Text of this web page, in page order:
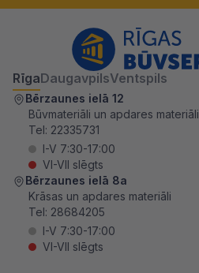
RīgaDaugavpilsVentspils
Bērzaunes ielā 12
Būvmateriāli un apdares materiāli
Tel: 22335731
I-V 7:30-17:00
VI-VII slēgts
Bērzaunes ielā 8a
Krāsas un apdares materiāli
Tel: 28684205
I-V 7:30-17:00
VI-VII slēgts